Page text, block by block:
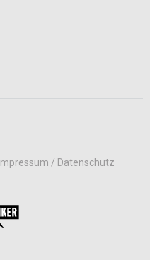
Impressum / Datenschutz